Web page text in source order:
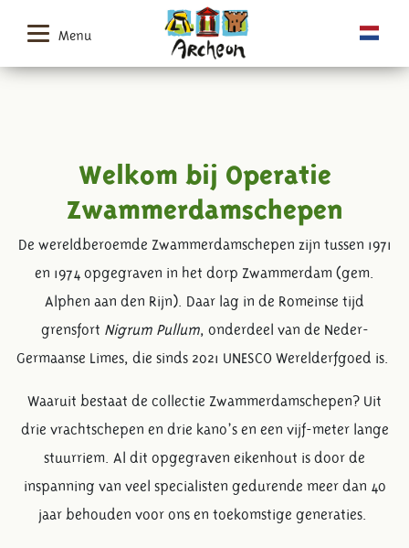
Menu
Welkom bij Operatie
Zwammerdamschepen
De wereldberoemde Zwammerdamschepen zijn tussen 1971
en 1974 opgegraven in het dorp Zwammerdam (gem.
Alphen aan den Rijn). Daar lag in de Romeinse tijd
grensfort Nigrum Pullum, onderdeel van de Neder-
Germaanse Limes, die sinds 2021 UNESCO Werelderfgoed is.
Waaruit bestaat de collectie Zwammerdamschepen? Uit
drie vrachtschepen en drie kano’s en een vijf-meter lange
stuurriem. Al dit opgegraven eikenhout is door de
inspanning van veel specialisten gedurende meer dan 40
jaar behouden voor ons en toekomstige generaties.